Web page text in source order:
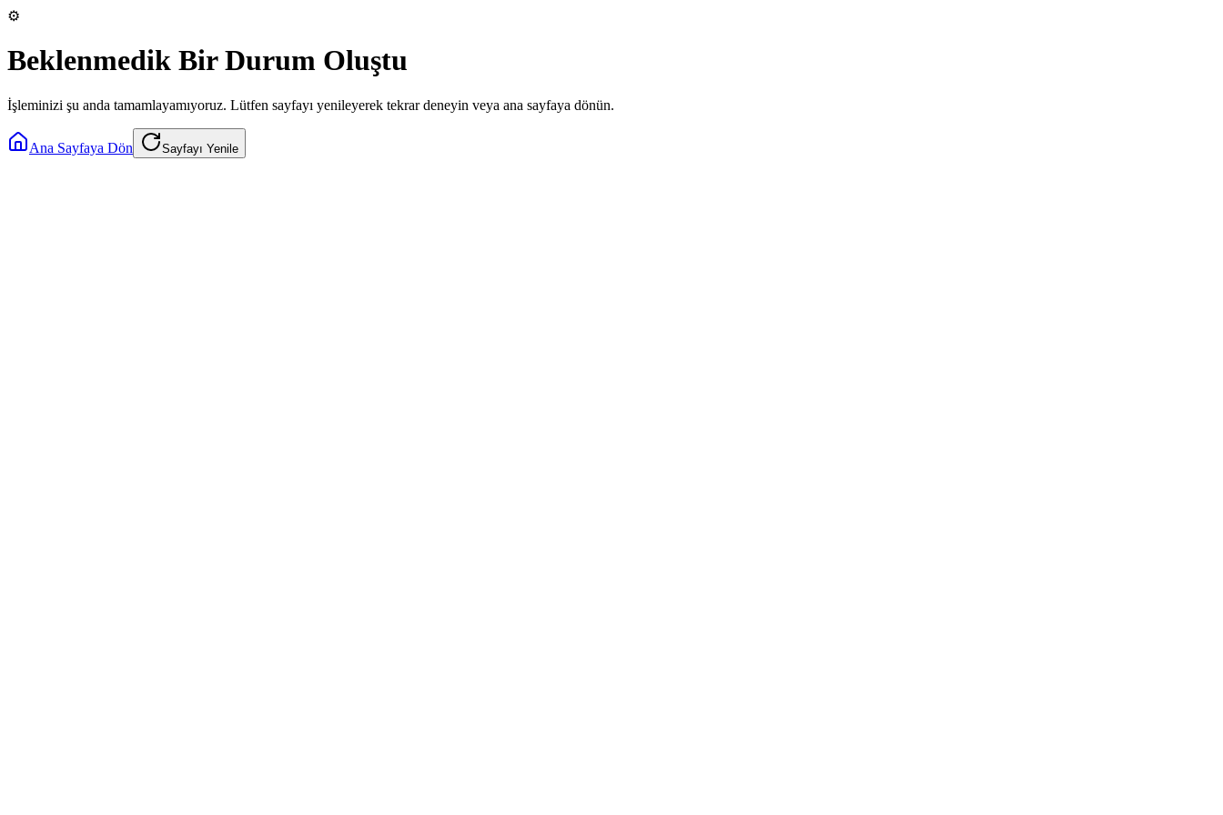
⚙️
Beklenmedik Bir Durum Oluştu
İşleminizi şu anda tamamlayamıyoruz. Lütfen sayfayı yenileyerek tekrar deneyin veya ana sayfaya dönün.
Ana Sayfaya Dön Sayfayı Yenile